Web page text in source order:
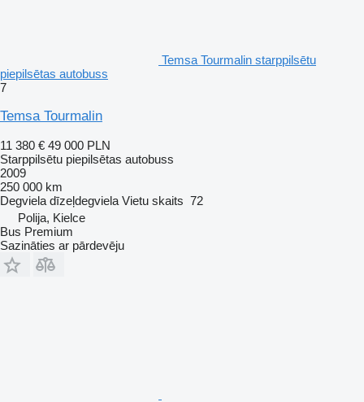
Temsa Tourmalin starppilsētu
piepilsētas autobuss
7
Temsa Tourmalin
11 380 € 49 000 PLN
Starppilsētu piepilsētas autobuss
2009
250 000 km
Degviela dīzeļdegviela Vietu skaits 72
Polija, Kielce
Bus Premium
Sazināties ar pārdevēju